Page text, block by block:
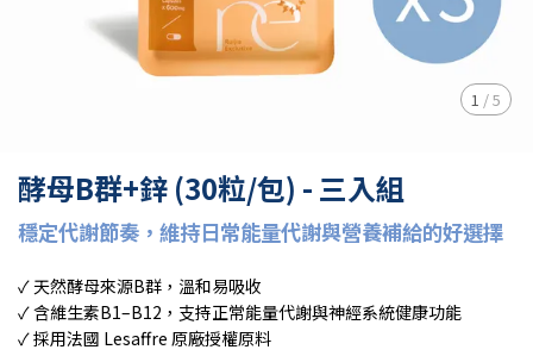
1 /5
酵母B群+鋅 (30粒/包) - 三入組
穩定代謝節奏，維持⽇常能量代謝與營養補給的好選擇
✓ 天然酵母來源B群，溫和易吸收
✓ 含維⽣素B1–B12，⽀持正常能量代謝與神經系統健康功能
✓ 採⽤法國 Lesaffre 原廠授權原料